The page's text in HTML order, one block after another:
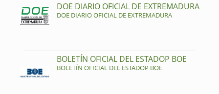
DOE DIARIO OFICIAL DE EXTREMADURA
DOE DIARIO OFICIAL DE EXTREMADURA
BOLETÍN OFICIAL DEL ESTADOP BOE
BOLETÍN OFICIAL DEL ESTADOP BOE